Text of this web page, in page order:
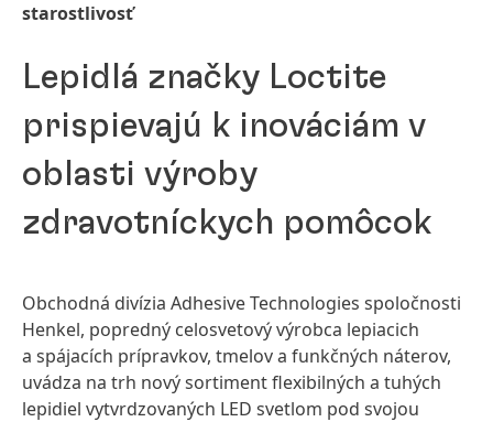
starostlivosť
Lepidlá značky Loctite
prispievajú k inováciám v
oblasti výroby
zdravotníckych pomôcok
Obchodná divízia Adhesive Technologies spoločnosti
Henkel, popredný celosvetový výrobca lepiacich
a spájacích prípravkov, tmelov a funkčných náterov,
uvádza na trh nový sortiment flexibilných a tuhých
lepidiel vytvrdzovaných LED svetlom pod svojou